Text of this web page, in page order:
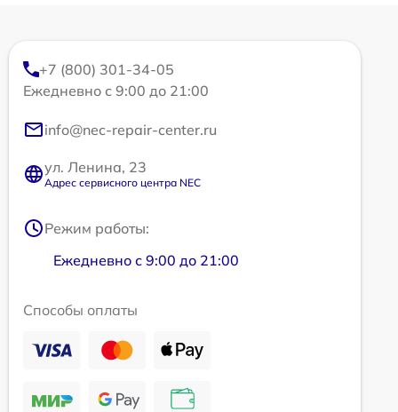
+7 (800) 301-34-05
Ежедневно с 9:00 до 21:00
info@nec-repair-center.ru
ул. Ленина, 23
Адрес сервисного центра NEC
Режим работы:
Ежедневно с 9:00 до 21:00
Способы оплаты